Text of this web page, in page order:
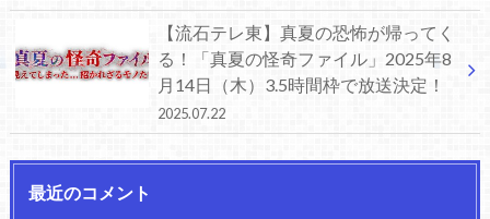
【流石テレ東】真夏の恐怖が帰ってく
る！「真夏の怪奇ファイル」2025年8
月14日（木）3.5時間枠で放送決定！
2025.07.22
最近のコメント